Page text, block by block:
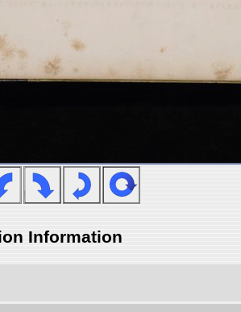
Information